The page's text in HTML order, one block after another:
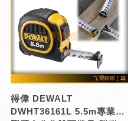
得偉 DEWALT
DWHT36161L 5.5m專業級